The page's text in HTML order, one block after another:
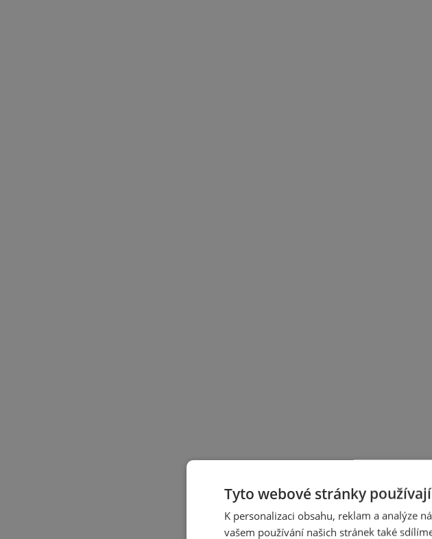
Tyto webové stránky
K personalizaci obsahu, reklam a analýze
vašem používání našich stránek také